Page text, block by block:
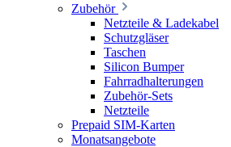
Zubehör
Netzteile & Ladekabel
Schutzgläser
Taschen
Silicon Bumper
Fahrradhalterungen
Zubehör-Sets
Netzteile
Prepaid SIM-Karten
Monatsangebote